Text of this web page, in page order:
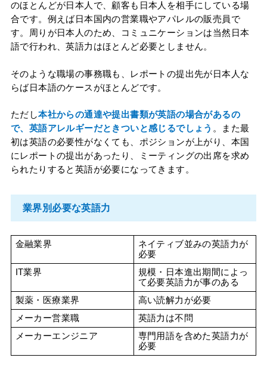
のほとんどが日本人で、顧客も日本人を相手にしている場
合です。例えば日本国内の営業職やアパレルの販売員で
す。周りが日本人のため、コミュニケーションは当然日本
語で行われ、英語力はほとんど必要としません。
そのような職場の事務職も、レポートの提出先が日本人な
らば日本語のケースがほとんどです。
ただし本社からの通達や提出書類が英語の場合があるの
で、英語アレルギーだときついと感じるでしょう 。また最
初は英語の必要性がなくても、ポジションが上がり、本国
にレポートの提出があったり、ミーティングの出席を求め
られたりすると英語が必要になってきます。
業界別必要な英語力
金融業界
ネイティブ並みの英語力が
必要
IT業界
規模・日本進出期間によっ
て必要英語力が事のある
製薬・医療業界
高い読解力が必要
メーカー営業職
英語力は不問
メーカーエンジニア
専門用語を含めた英語力が
必要